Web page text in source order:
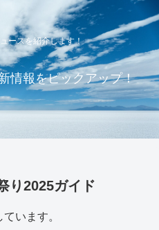
ースを紹介します！
情報をピックアップ！
り2025ガイド
います。